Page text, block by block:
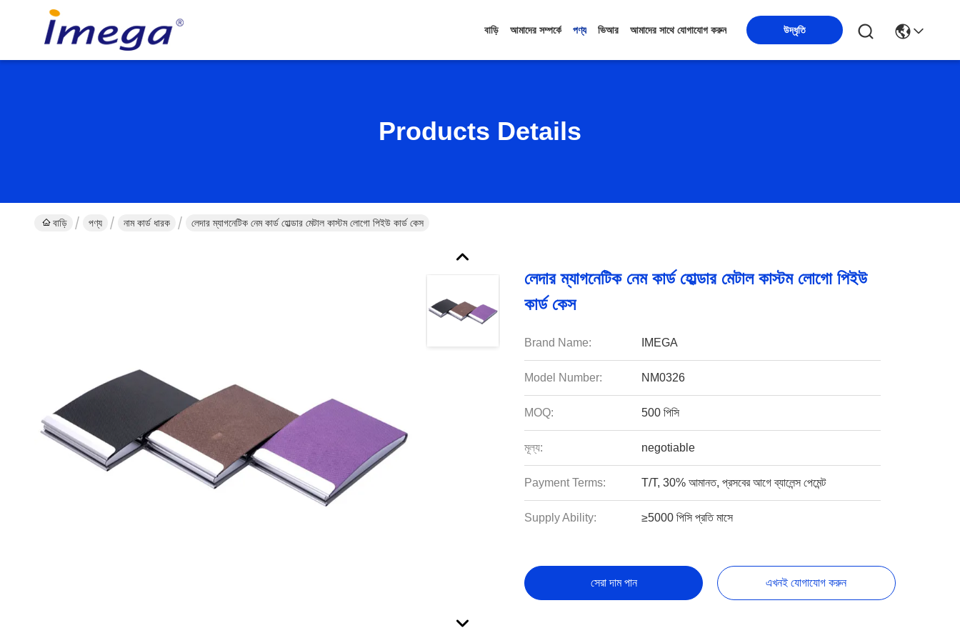
বাড়ি আমাদের সম্পর্কে পণ্য ভিআর আমাদের সাথে যোগাযোগ করুন উদ্ধৃতি
Products Details
বাড়ি পণ্য নাম কার্ড ধারক লেদার ম্যাগনেটিক নেম কার্ড হোল্ডার মেটাল কাস্টম লোগো পিইউ কার্ড কেস
লেদার ম্যাগনেটিক নেম কার্ড হোল্ডার মেটাল কাস্টম লোগো পিইউ
কার্ড কেস
Brand Name: IMEGA
Model Number: NM0326
MOQ: 500 পিসি
মূল্য: negotiable
Payment Terms: T/T, 30% আমানত, প্রসবের আগে ব্যালেন্স পেমেন্ট
Supply Ability: ≥5000 পিসি প্রতি মাসে
সেরা দাম পান এখনই যোগাযোগ করুন